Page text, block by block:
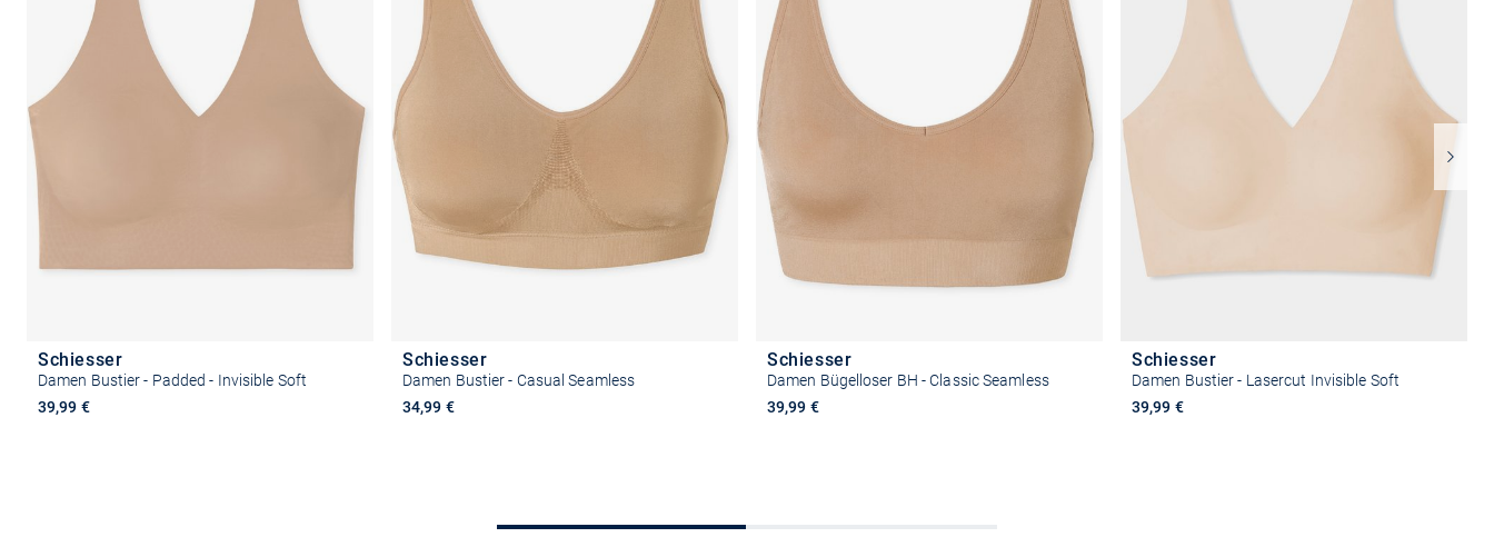
Schiesser
Damen Bustier - Padded - Invisible Soft
39,99 €
Schiesser
Damen Bustier - Casual Seamless
34,99 €
Größe auswählen
Schiesser
Damen Bügelloser BH - Classic Seamless
39,99 €
Schiesser
Damen Bustier - Lasercut Invisible Soft
39,99 €